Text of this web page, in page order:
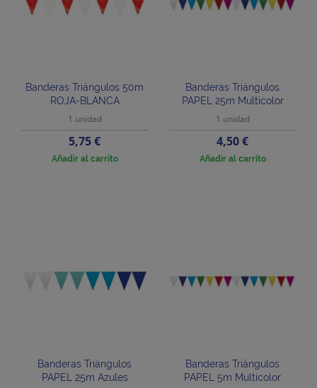
Banderas Triángulos 50m
ROJA-BLANCA
1 unidad
Precio
5,75 €
Añadir al carrito
Banderas Triángulos
PAPEL 25m Multicolor
1 unidad
Precio
4,50 €
Añadir al carrito
Banderas Triángulos
PAPEL 25m Azules
Banderas Triángulos
PAPEL 5m Multicolor